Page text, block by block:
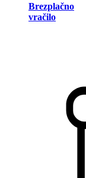
Brezplačno
vračilo